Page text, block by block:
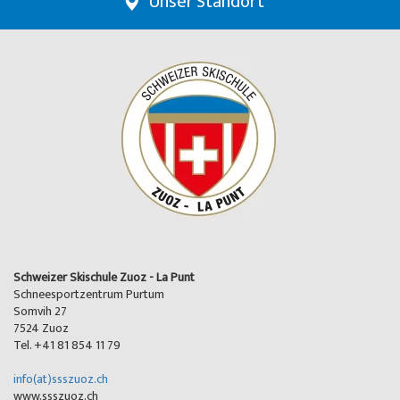
Schweizer Skischule Zuoz - La Punt
Schneesportzentrum Purtum
Somvih 27
7524 Zuoz
Tel. +41 81 854 11 79
info(at)ssszuoz.ch